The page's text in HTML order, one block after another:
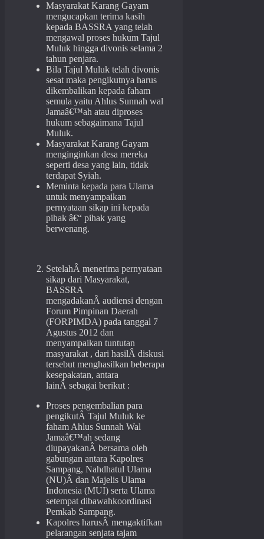
Masyarakat Karang Gayam
mengucapkan terima kasih
kepada BASSRA yang telah
mengawal proses hukum Tajul
Muluk hingga divonis selama 2
tahun penjara.
Bila Tajul Muluk telah divonis
sesat maka pengikutnya harus
dikembalikan kepada faham
semula yaitu Ahlus Sunnah wal
Jamaâ€™ah atau diproses
hukum sebagaimana Tajul
Muluk.
Masyarakat Karang Gayam
menginginkan desa mereka
seperti desa yang lain, tidak
terdapat Syiah.
Meminta kepada para Ulama
untuk menyampaikan
pernyataan sikap ini kepada
pihak â€“ pihak yang
berwenang.
SetelahÂ menerima pernyataan
sikap dari Masyarakat,
BASSRA
mengadakanÂ audiensi dengan
Forum Pimpinan Daerah
(FORPIMDA) pada tanggal 7
Agustus 2012 dan
menyampaikan tuntutan
masyarakat , dari hasilÂ diskusi
tersebut menghasilkan beberapa
kesepakatan, antara
lainÂ sebagai berikut :
Proses pengembalian para
pengikutÂ Tajul Muluk ke
faham Ahlus Sunnah Wal
Jamaâ€™ah sedang
diupayakanÂ bersama oleh
gabungan antara Kapolres
Sampang, Nahdhatul Ulama
(NU)Â dan Majelis Ulama
Indonesia (MUI) serta Ulama
setempat dibawahkoordinasi
Pemkab Sampang.
Kapolres harusÂ mengaktifkan
pelarangan senjata tajam